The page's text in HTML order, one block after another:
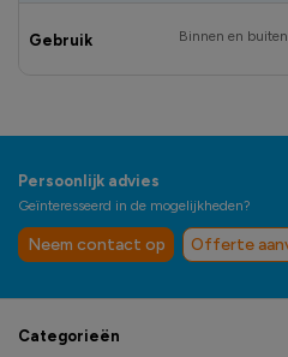
Gebruik Binnen en buiten
Persoonlijk advies
Geïnteresseerd in de mogelijkheden?
Neem contact op Offerte
Categorieën